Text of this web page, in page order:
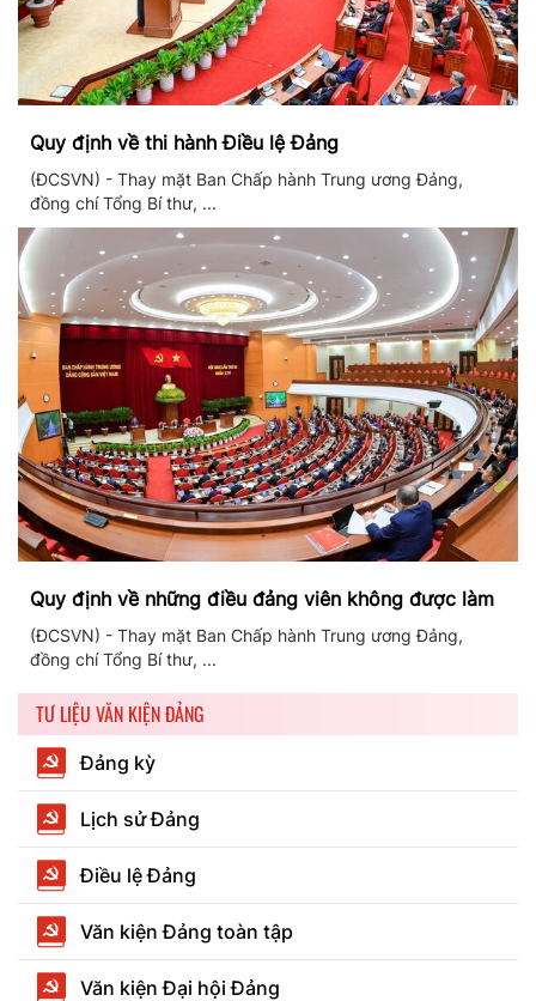
Quy định về thi hành Điều lệ Đảng
(ĐCSVN) - Thay mặt Ban Chấp hành Trung ương Đảng,
đồng chí Tổng Bí thư, ...
Quy định về những điều đảng viên không được làm
(ĐCSVN) - Thay mặt Ban Chấp hành Trung ương Đảng,
đồng chí Tổng Bí thư, ...
TƯ LIỆU VĂN KIỆN ĐẢNG
Đảng kỳ
Lịch sử Đảng
Điều lệ Đảng
Văn kiện Đảng toàn tập
Văn kiện Đại hội Đảng